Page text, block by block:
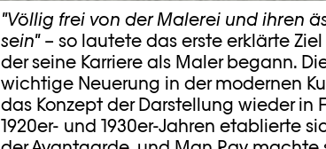
"Völlig frei von der Malerei und ihren
sein"– so lautete das erste erklärte Ziel
der seine Karriere als Maler begann.
wichtige Neuerung in der modernen
das Konzept der Darstellung wieder in
1920er- und 1930er-Jahren etablierte